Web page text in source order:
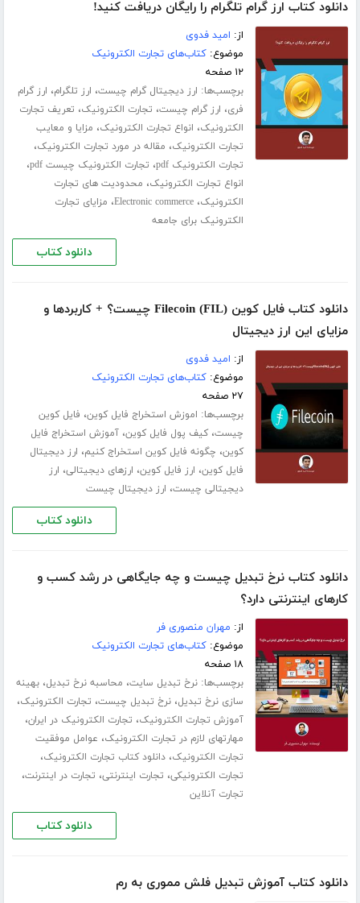
دانلود کتاب ارز گرام تلگرام را رایگان دریافت کنید!
از: امید فدوی
موضوع:کتاب‌های تجارت الکترونیک
۱۲ صفحه
برچسب‌ها: ارز دیجیتال گرام چیست، ارز تلگرام، ارز گرام
فری، ارز گرام چیست، تجارت الکترونیک، تعریف تجارت
الکترونیک، انواع تجارت الکترونیک، مزایا و معایب
تجارت الکترونیک، مقاله در مورد تجارت الکترونیک،
تجارت الکترونیک pdf ، تجارت الکترونیک چیست pdf ،
انواع تجارت الکترونیک، محدودیت های تجارت
الکترونیک،Electronic commerce، مزایای تجارت
الکترونیک برای جامعه
دانلود کتاب
دانلود کتاب فایل کوین (Filecoin (FIL چیست؟ + کاربردها و
مزایای این ارز دیجیتال
از: امید فدوی
موضوع:کتاب‌های تجارت الکترونیک
۲۷ صفحه
برچسب‌ها: اموزش استخراج فایل کوین، فایل کوین
چیست،کیف پول فایل کوین،آموزش استخراج فایل
کوین، چگونه فایل کوین استخراج کنیم، ارز دیجیتال
فایل کوین، ارز فایل کوین، ارزهای دیجیتالی، ارز
دیجیتالی چیست، ارز دیجیتال چیست
دانلود کتاب
دانلود کتاب نرخ تبدیل چیست و چه جایگاهی در رشد کسب و
کارهای اینترنتی دارد؟
از: مهران منصوری فر
موضوع:کتاب‌های تجارت الکترونیک
۱۸ صفحه
برچسب‌ها:نرخ تبدیل سایت، محاسبه نرخ تبدیل،بهینه
سازی نرخ تبدیل،نرخ تبدیل چیست، تجارت الکترونیک،
آموزش تجارت الکترونیک، تجارت الکترونیک در ایران،
مهارتهای لازم در تجارت الکترونیک، عوامل موفقیت
تجارت الکترونیک،دانلود کتاب تجارت الکترونیک،
تجارت الکترونیکی، تجارت اینترنتی، تجارت در اینترنت،
تجارت آنلاین
دانلود کتاب
دانلود کتاب آموزش تبدیل فلش مموری به رم